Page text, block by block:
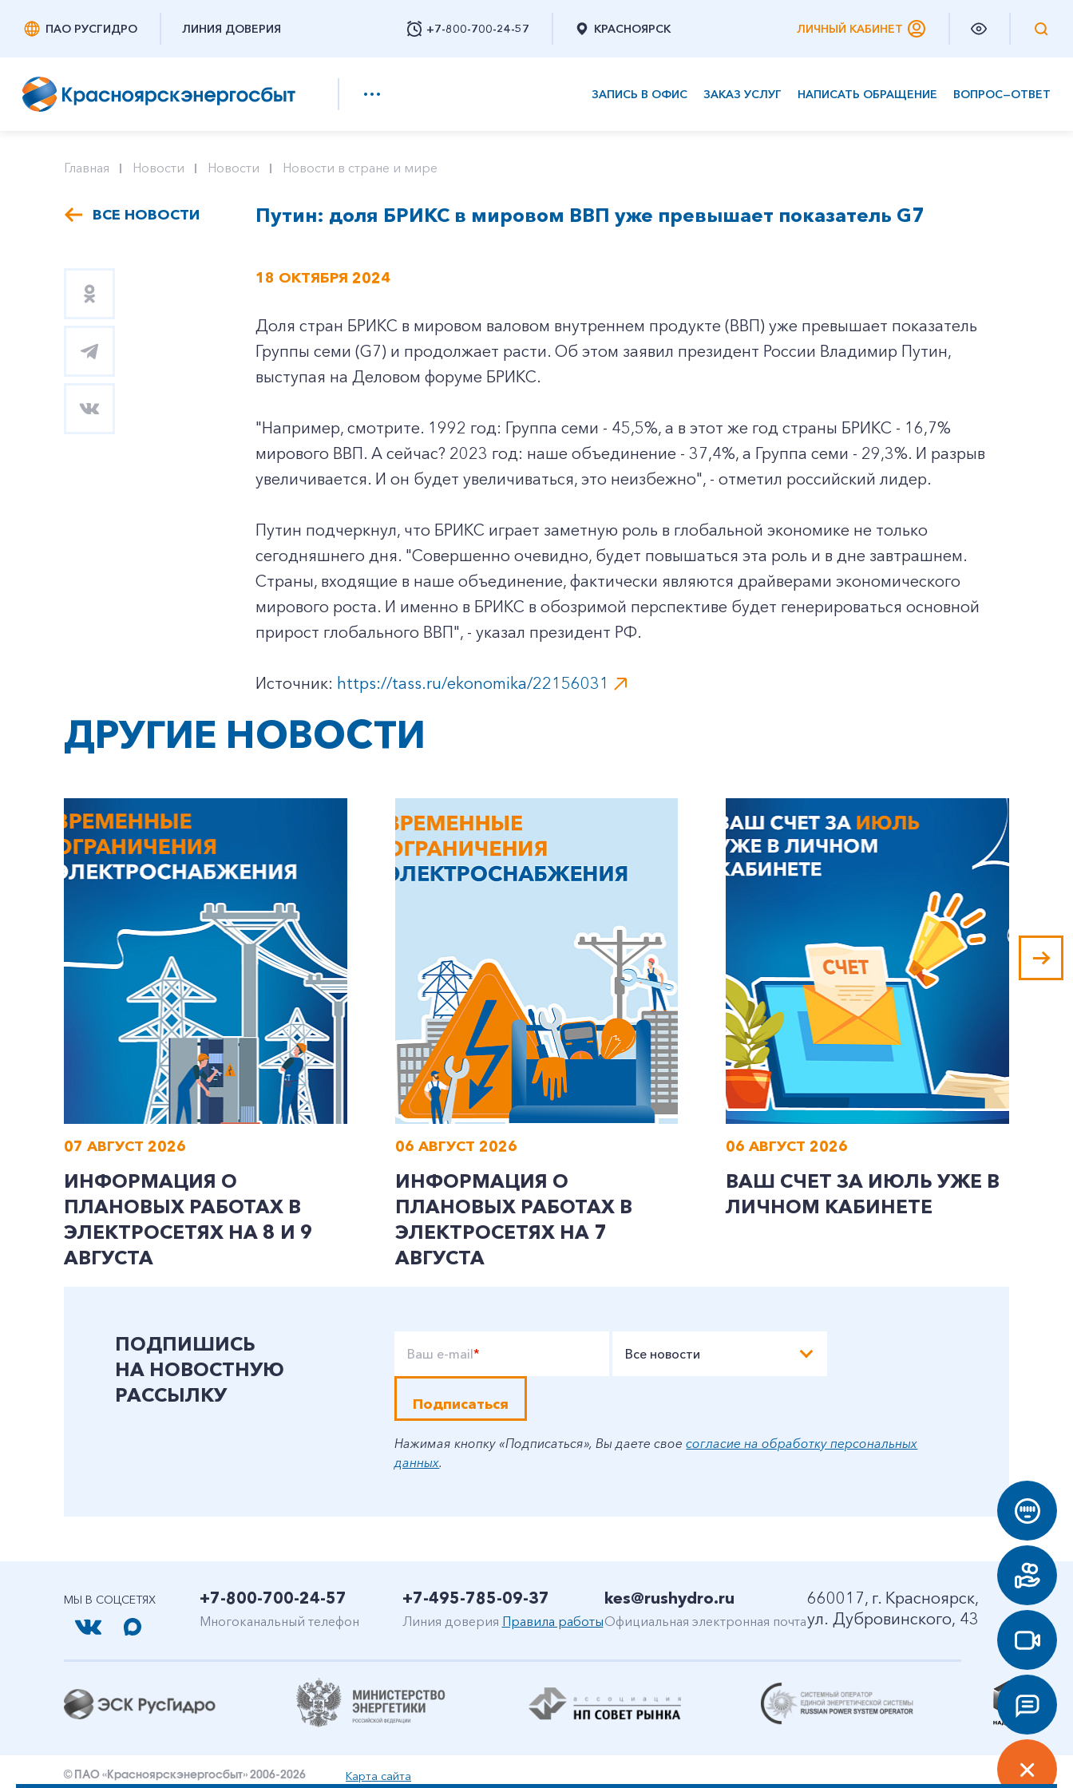
ПАО РУСГИДРО ЛИНИЯ ДОВЕРИЯ +7-800-700-24-57
Заказать обратный звонок
КРАСНОЯРСК ЛИЧНЫЙ КАБИНЕТ
ЗАПИСЬ В ОФИС ЗАКАЗ УСЛУГ НАПИСАТЬ ОБРАЩЕНИЕ ВОПРОС—ОТВЕТ
Заказать обратный звонок
Частным клиентам
Корпоративным клиентам
Главная Новости Новости Новости в стране и мире
ВСЕ НОВОСТИ Путин: доля БРИКС в мировом ВВП уже превышает показатель G7
18 ОКТЯБРЯ 2024
Доля стран БРИКС в мировом валовом внутреннем продукте (ВВП) уже превышает показатель
Группы семи (G7) и продолжает расти. Об этом заявил президент России Владимир Путин,
выступая на Деловом форуме БРИКС.
"Например, смотрите. 1992 год: Группа семи - 45,5%, а в этот же год страны БРИКС - 16,7%
мирового ВВП. А сейчас? 2023 год: наше объединение - 37,4%, а Группа семи - 29,3%. И разрыв
увеличивается. И он будет увеличиваться, это неизбежно", - отметил российский лидер.
Путин подчеркнул, что БРИКС играет заметную роль в глобальной экономике не только
сегодняшнего дня. "Совершенно очевидно, будет повышаться эта роль и в дне завтрашнем.
Страны, входящие в наше объединение, фактически являются драйверами экономического
мирового роста. И именно в БРИКС в обозримой перспективе будет генерироваться основной
прирост глобального ВВП", - указал президент РФ.
Источник: https://tass.ru/ekonomika/22156031
ДРУГИЕ НОВОСТИ
07 АВГУСТ 2026
ИНФОРМАЦИЯ О
ПЛАНОВЫХ РАБОТАХ В
ЭЛЕКТРОСЕТЯХ НА 8 И 9
АВГУСТА
06 АВГУСТ 2026
ИНФОРМАЦИЯ О
ПЛАНОВЫХ РАБОТАХ В
ЭЛЕКТРОСЕТЯХ НА 7
АВГУСТА
06 АВГУСТ 2026
ВАШ СЧЕТ ЗА ИЮЛЬ УЖЕ В
ЛИЧНОМ КАБИНЕТЕ
ПОДПИШИСЬ
НА НОВОСТНУЮ
РАССЫЛКУ
Ваш e-mail* Все новости
Подписаться
Нажимая кнопку «Подписаться», Вы даете своесогласие на обработку персональных
данных.
МЫ В СОЦСЕТЯХ +7-800-700-24-57
Многоканальный телефон
+7-495-785-09-37
Линия доверия Правила работы
kes@rushydro.ru
Официальная электронная почта
660017, г. Красноярск,
ул. Дубровинского, 43
© ПАО «Красноярскэнергосбыт» 2006-2026 Карта сайта